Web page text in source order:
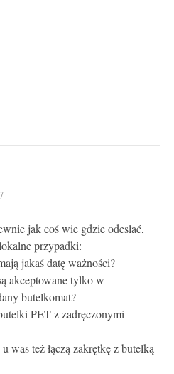
jak coś wie gdzie odesłać,
przypadki:
jakaś datę ważności?
akceptowane tylko w
butelkomat?
PET z zadręczonymi
was też łączą zakrętkę z butelką